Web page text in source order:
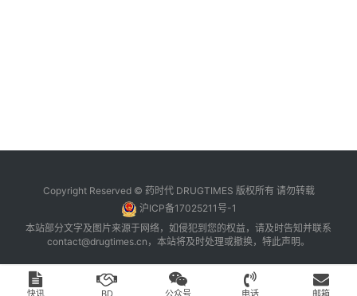
Copyright Reserved © 药时代 DRUGTIMES 版权所有 请勿转载
沪ICP备17025211号-1
本站部分文字及图片来源于网络，如侵犯到您的权益，请及时告知并联系
contact@drugtimes.cn ，本站将及时处理或撤换，特此声明。
快讯 BD 公众号 电话 邮箱